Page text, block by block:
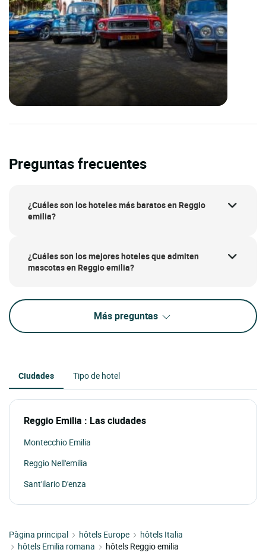
Preguntas frecuentes
¿Cuáles son los hoteles más baratos en Reggio
emilia?
¿Cuáles son los mejores hoteles que admiten
mascotas en Reggio emilia?
Más preguntas
Ciudades Tipo de hotel
Reggio Emilia : Las ciudades
Montecchio Emilia
Reggio Nell'emilia
Sant'ilario D'enza
Pàgina principal hôtels Europe
hôtels Italia
hôtels Emilia romana
hôtels Reggio emilia